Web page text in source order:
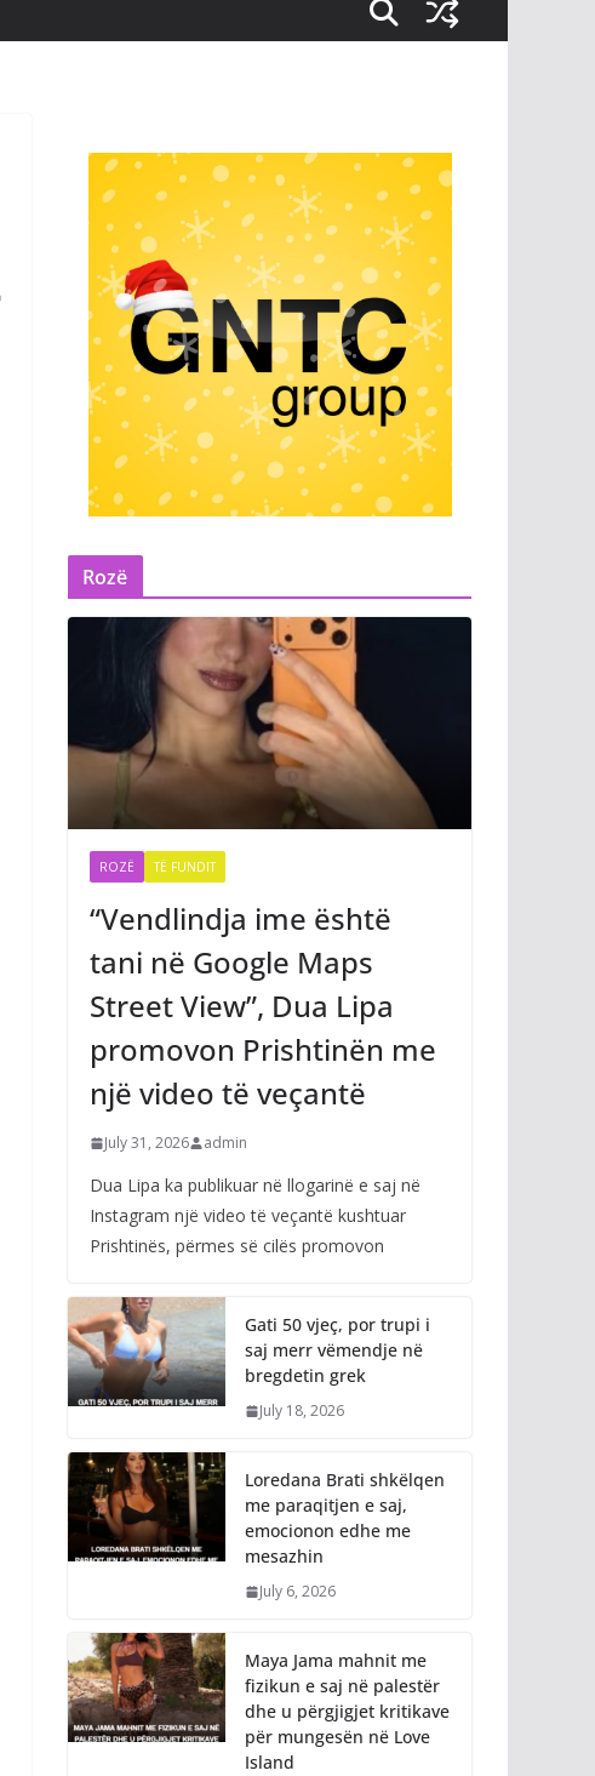
Rozë
ROZË TË FUNDIT
“Vendlindja ime është
tani në Google Maps
Street View”, Dua Lipa
promovon Prishtinën me
një video të veçantë
July 31, 2026 admin
Dua Lipa ka publikuar në llogarinë e saj në
Instagram një video të veçantë kushtuar
Prishtinës, përmes së cilës promovon
Gati 50 vjeç, por trupi i
saj merr vëmendje në
bregdetin grek
July 18, 2026
Loredana Brati shkëlqen
me paraqitjen e saj,
emocionon edhe me
mesazhin
July 6, 2026
Maya Jama mahnit me
fizikun e saj në palestër
dhe u përgjigjet kritikave
për mungesën në Love
Island